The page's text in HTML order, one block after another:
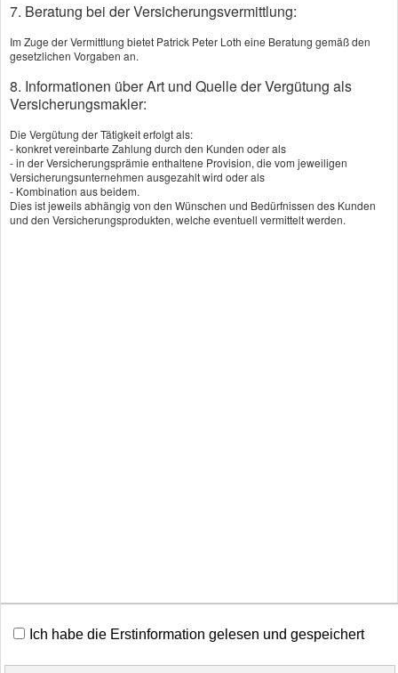
Vergleich und Angebot
Sterbegeldversicherung
Wir erstellen Ihnen gerne ein Vergleichsangebot.
Angebot anfordern
widerrufen. Nähere Informationen finden Sie in der
Datenschutzerklärung.
7. Beratung bei der Versicherungsvermittlung:
Im Zuge der Vermittlung bietet Patrick Peter Loth eine Beratung gemäß den
gesetzlichen Vorgaben an.
8. Informationen über Art und Quelle der Vergütung als
Versicherungsmakler:
Die Vergütung der Tätigkeit erfolgt als:
- konkret vereinbarte Zahlung durch den Kunden oder als
- in der Versicherungsprämie enthaltene Provision, die vom jeweiligen
Versicherungsunternehmen ausgezahlt wird oder als
- Kombination aus beidem.
Dies ist jeweils abhängig von den Wünschen und Bedürfnissen des Kunden
und den Versicherungsprodukten, welche eventuell vermittelt werden.
Ich habe die Erstinformation gelesen und gespeichert